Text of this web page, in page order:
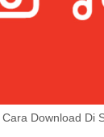
Download Di